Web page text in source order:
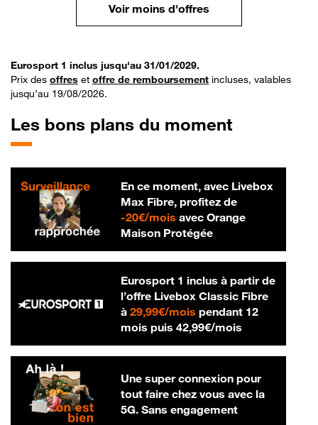
Voir moins d'offres
Eurosport 1 inclus jusqu'au 31/01/2029.
Prix des offres et offre de remboursement incluses, valables
jusqu’au 19/08/2026.
Les bons plans du moment
En ce moment, avec Livebox
Max Fibre, profitez de
-20€/mois20 € par mois
avec Orange
Maison Protégée
Eurosport 1 inclus à partir de
l’offre Livebox Classic Fibre
à 29,99€/mois29,99 € par mois
pendant 12
mois puis 42,99€/mois42,99 € par
Une super connexion pour
tout faire chez vous avec la
5G. Sans engagement